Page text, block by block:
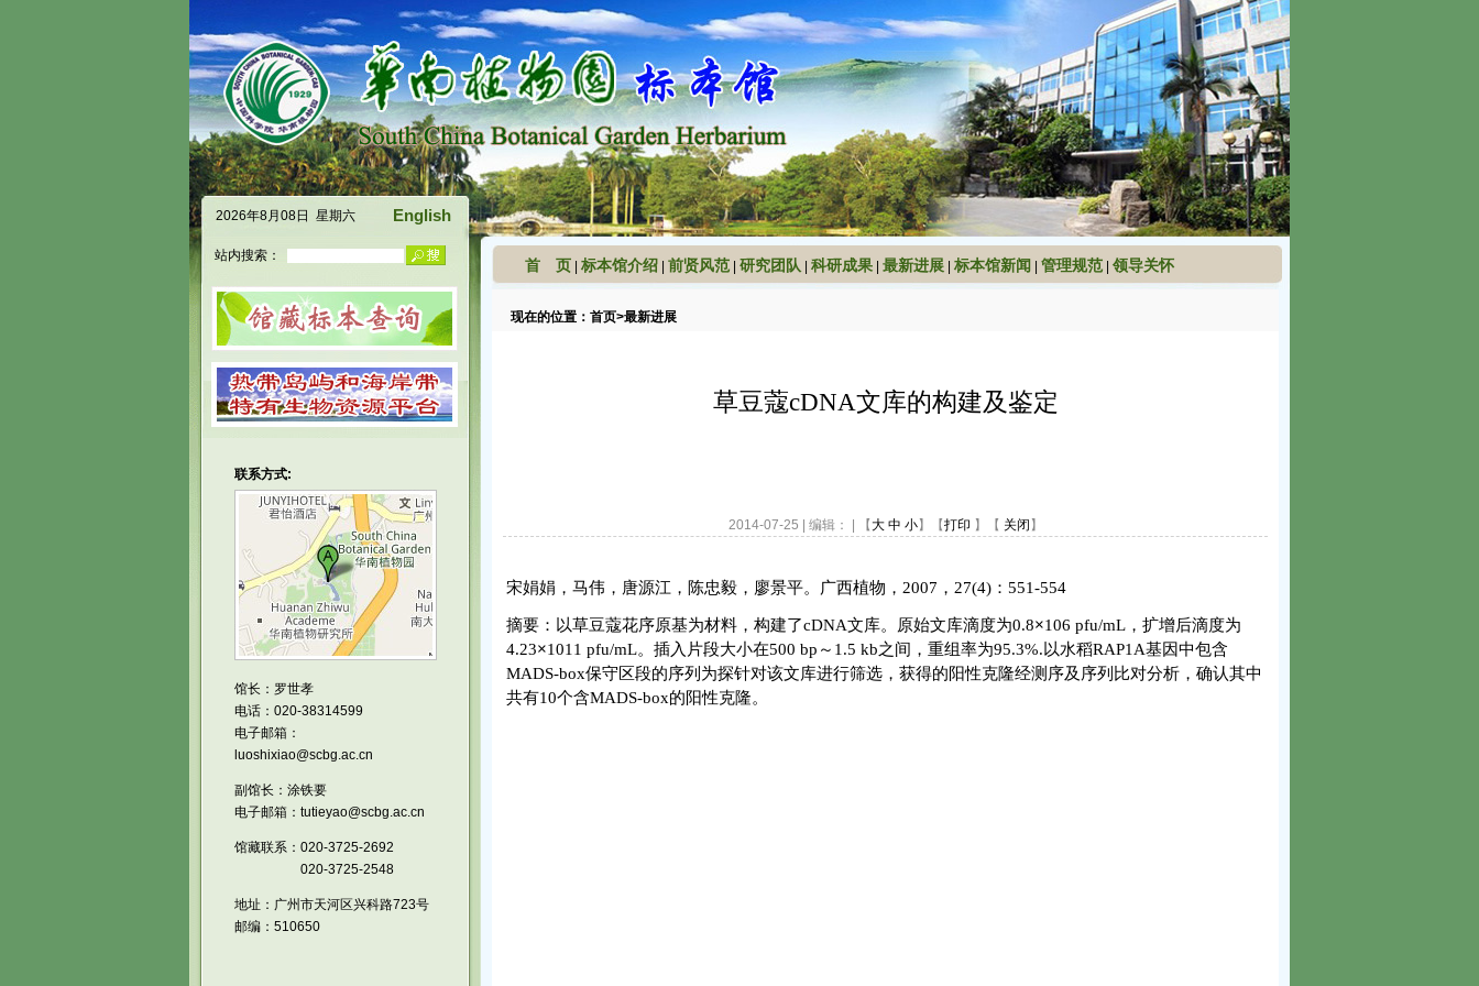
2026年8月08日 星期六 English
站内搜索：
联系方式:
馆长：罗世孝
电话：020-38314599
电子邮箱：
luoshixiao@scbg.ac.cn
副馆长：涂铁要
电子邮箱：tutieyao@scbg.ac.cn
馆藏联系：020-3725-2692
020-3725-2548
地址：广州市天河区兴科路723号
邮编：510650
首 页 标本馆介绍 前贤风范 研究团队 科研成果 最新进展 标本馆新闻 管理规范 领导关怀
现在的位置： 首页>最新进展
草豆蔻cDNA文库的构建及鉴定
2014-07-25 | 编辑： | 【大 中 小】【打印 】【 关闭 】
宋娟娟，马伟，唐源江，陈忠毅，廖景平。广西植物， 2007 ， 27(4) ： 551-554
摘要：以草豆蔻花序原基为材料，构建了cDNA文库。原始文库滴度为0.8×106 pfu/mL ，扩增后滴度为
4.23×1011 pfu/mL。插入片段大小在500 bp ～ 1.5 kb之间，重组率为95.3%.以水稻RAP1A基因中包含
MADS-box保守区段的序列为探针对该文库进行筛选，获得的阳性克隆经测序及序列比对分析，确认其中
共有10个含MADS-box的阳性克隆。